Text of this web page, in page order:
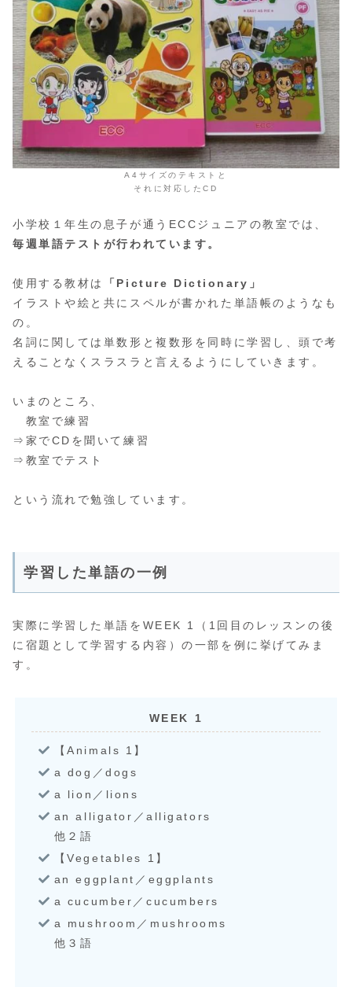
A4サイズのテキストと
それに対応したCD
小学校１年生の息子が通うECCジュニアの教室では、
毎週単語テストが行われています。
使用する教材は
「Picture Dictionary」
イラストや絵と共にスペルが書かれた単語帳のようなも
の。
名詞に関しては単数形と複数形を同時に学習し、頭で考
えることなくスラスラと言えるようにしていきます。
いまのところ、
教室で練習
⇒家でCDを聞いて練習
⇒教室でテスト
という流れで勉強しています。
学習した単語の一例
実際に学習した単語をWEEK 1（1回目のレッスンの後
に宿題として学習する内容）の一部を例に挙げてみま
す。
WEEK 1
【Animals 1】
a dog／dogs
a lion／lions
an alligator／alligators
他２語
【Vegetables 1】
an eggplant／eggplants
a cucumber／cucumbers
a mushroom／mushrooms
他３語